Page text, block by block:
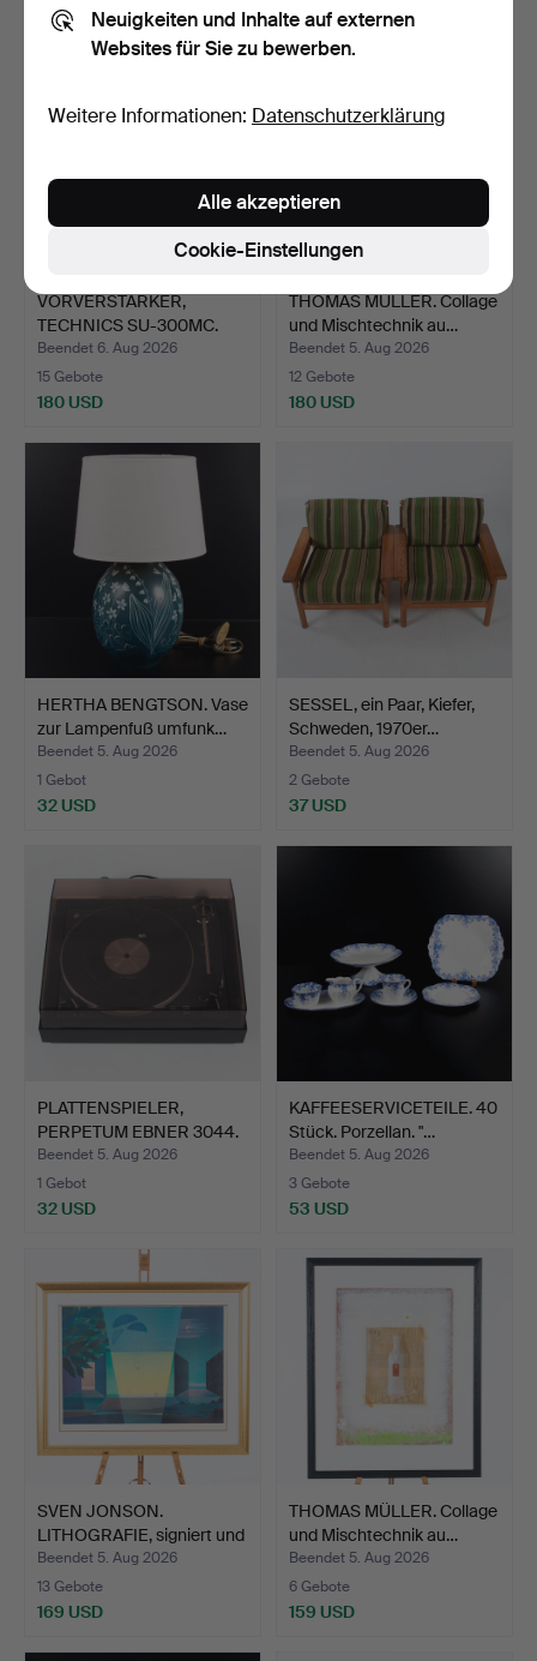
VORVERSTÄRKER,
TECHNICS SU-300MC.
Beendet 6. Aug 2026
15 Gebote
180 USD
THOMAS MÜLLER. Collage
und Mischtechnik au…
Beendet 5. Aug 2026
12 Gebote
180 USD
HERTHA BENGTSON. Vase
zur Lampenfuß umfunk…
Beendet 5. Aug 2026
1 Gebot
32 USD
SESSEL, ein Paar, Kiefer,
Schweden, 1970er…
Beendet 5. Aug 2026
2 Gebote
37 USD
PLATTENSPIELER,
PERPETUM EBNER 3044.
Beendet 5. Aug 2026
1 Gebot
32 USD
KAFFEESERVICETEILE. 40
Stück. Porzellan. "…
Beendet 5. Aug 2026
3 Gebote
53 USD
SVEN JONSON.
LITHOGRAFIE, signiert und
num…
Beendet 5. Aug 2026
13 Gebote
169 USD
THOMAS MÜLLER. Collage
und Mischtechnik au…
Beendet 5. Aug 2026
6 Gebote
159 USD
Neuigkeiten und Inhalte auf externen
Websites für Sie zu bewerben.
Weitere Informationen: Datenschutzerklärung
Cookie-Einstellungen
Alle akzeptieren